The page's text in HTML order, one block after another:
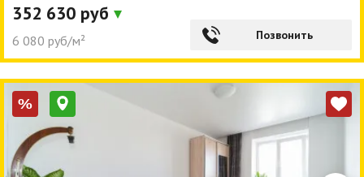
352 630 руб
6 080 руб/м² Позвонить
%